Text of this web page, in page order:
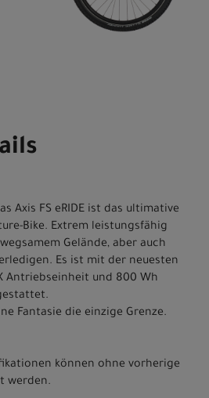
Axis FS eRIDE ist das ultimative
Bike. Extrem leistungsfähig
Gelände, aber auch
Es ist mit der neuesten
Antriebseinheit und 800 Wh
Fantasie die einzige Grenze.
können ohne vorherige
werden.